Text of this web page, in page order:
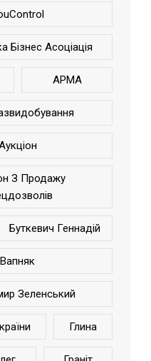
Бізнес Асоціація
АРМА
З Продажу
Буткевич Геннадій
Вапняк
Зеленський
Глина